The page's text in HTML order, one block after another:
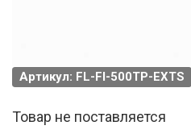
Артикул: FL-FI-500TP-EXTS
Товар не поставляется